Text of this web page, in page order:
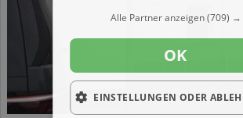
Alle Partner anzeigen(709) →
OK
EINSTELLUNGEN ODER